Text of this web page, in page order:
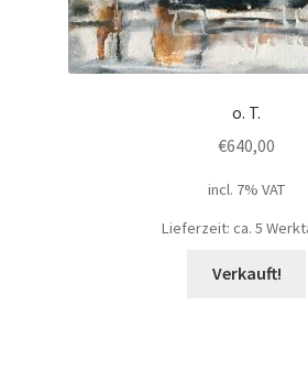
o. T.
€640,00
incl. 7% VAT
Lieferzeit: ca. 5
Verkauft!